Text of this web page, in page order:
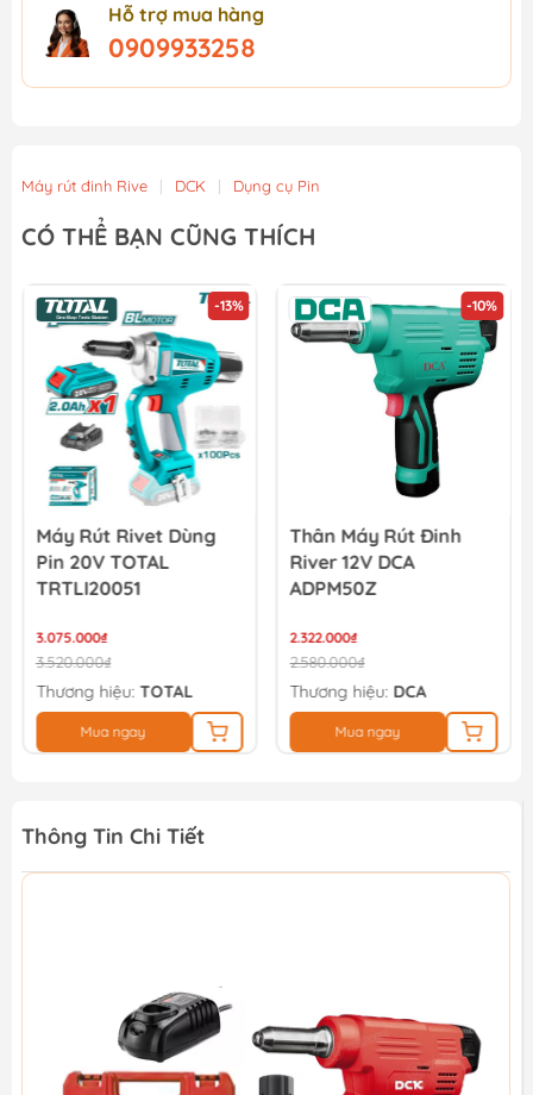
Hỗ trợ mua hàng
0909933258
Máy rút đinh Rive | DCK | Dụng cụ Pin
CÓ THỂ BẠN CŨNG THÍCH
-13%
Máy Rút Rivet Dùng
Pin 20V TOTAL
TRTLI20051
3.075.000₫
3.520.000₫
Thương hiệu: TOTAL
Mua ngay
-10%
Thân Máy Rút Đinh
River 12V DCA
ADPM50Z
2.322.000₫
2.580.000₫
Thương hiệu: DCA
Mua ngay
Thông Tin Chi Tiết